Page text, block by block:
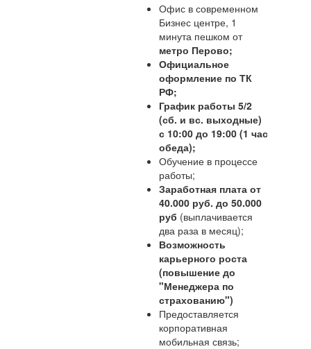
Офис в современном
Бизнес центре, 1
минута пешком от
метро Перово;
Официальное
оформление по ТК
РФ;
График работы 5/2
(сб. и вс. выходные)
с 10:00 до 19:00 (1 час
обеда);
Обучение в процессе
работы;
Заработная плата от
40.000 руб. до 50.000
руб (выплачивается
два раза в месяц);
Возможность
карьерного роста
(повышение до
"Менеджера по
страхованию")
Предоставляется
корпоративная
мобильная связь;